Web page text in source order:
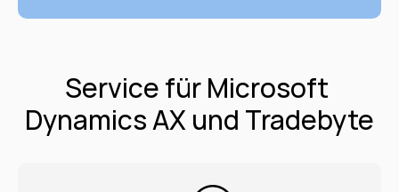
Service für Microsoft
Dynamics AX und Tradebyte